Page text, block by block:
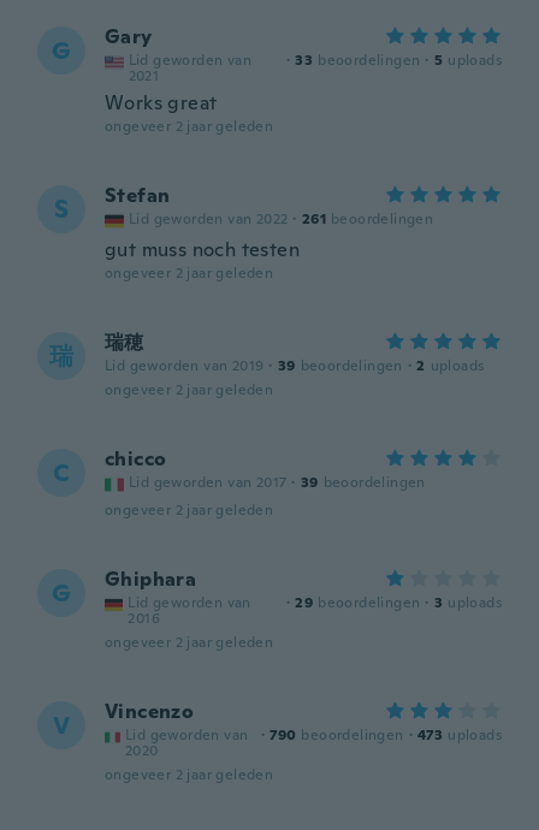
G Gary
Lid geworden van
2021
· 33 beoordelingen · 5 uploads
Works great
ongeveer 2 jaar geleden
S Stefan
Lid geworden van 2022 · 261 beoordelingen
gut muss noch testen
ongeveer 2 jaar geleden
瑞 瑞穂
Lid geworden van 2019 · 39 beoordelingen · 2 uploads
ongeveer 2 jaar geleden
C chicco
Lid geworden van 2017 · 39 beoordelingen
ongeveer 2 jaar geleden
G Ghiphara
Lid geworden van
2016
· 29 beoordelingen · 3 uploads
ongeveer 2 jaar geleden
V Vincenzo
Lid geworden van
2020
· 790 beoordelingen · 473 uploads
ongeveer 2 jaar geleden